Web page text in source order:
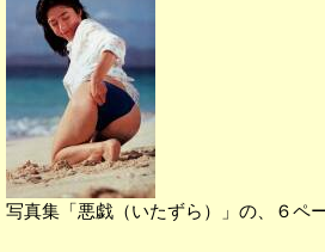
写真集「悪戯（いたずら）」の、６ペ